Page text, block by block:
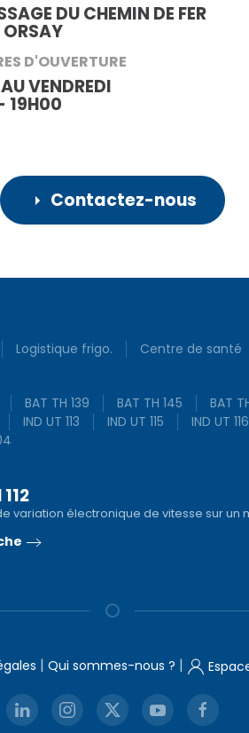
DU CHEMIN DE FER
D'OUVERTURE
VENDREDI
19H00
Contactez-nous
Logistique frigo. Centre de santé
BAT TH 139 BAT TH 145 BAT
IND UT 113 IND UT 115 IND UT 116
variation électronique de vitesse sur un
| Qui sommes-nous ? |